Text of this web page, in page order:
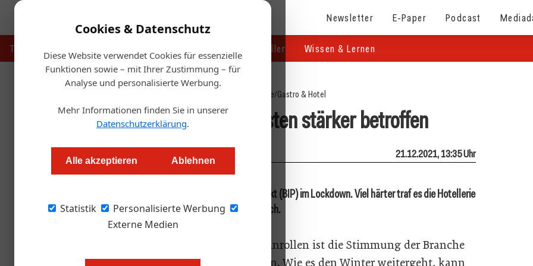
Cookies & Datenschutz
Diese Website verwendet Cookies für essenzielle
Funktionen sowie – mit Ihrer Zustimmung – für
Analyse und personalisierte Werbung.
Mehr Informationen finden Sie in unserer
Datenschutzerklärung.
Alle akzeptieren Ablehnen
Statistik
Personalisierte Werbung
Externe Medien
Newsletter E-Paper Podcast
Touristik Handel & Hersteller Wissen & Lernen
Startseite/Gastro & Hotel
Lockdown: Der Osten stärker betroffen
Redaktion.OEGZ 21.12.2021, 13:35 Uhr
Um rund 5 Prozent sank das Bruttoinlandprodukt (BIP) im Lockdown. Viel härter traf es die Hotellerie
und Gastronomie – vor allem im Osten Österreich.
Gerade mit der Omikron-Welle im Anrollen ist die Stimmung der Branche
derzeit zwischen Hoffen und Bangen. Wie es den Winter weitergeht, kann